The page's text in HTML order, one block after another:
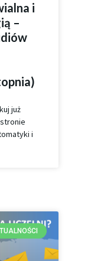
i
–
już
i